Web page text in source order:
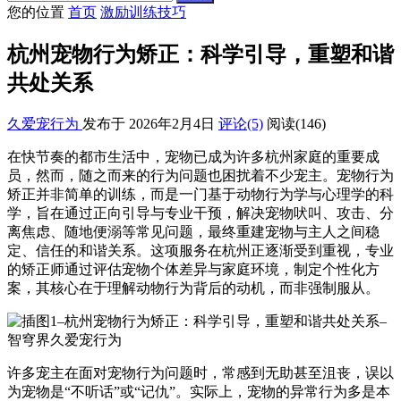
您的位置 首页 激励训练技巧
杭州宠物行为矫正：科学引导，重塑和谐
共处关系
久爱宠行为 发布于 2026年2月4日 评论(5) 阅读(146)
在快节奏的都市生活中，宠物已成为许多杭州家庭的重要成
员，然而，随之而来的行为问题也困扰着不少宠主。宠物行为
矫正并非简单的训练，而是一门基于动物行为学与心理学的科
学，旨在通过正向引导与专业干预，解决宠物吠叫、攻击、分
离焦虑、随地便溺等常见问题，最终重建宠物与主人之间稳
定、信任的和谐关系。这项服务在杭州正逐渐受到重视，专业
的矫正师通过评估宠物个体差异与家庭环境，制定个性化方
案，其核心在于理解动物行为背后的动机，而非强制服从。
许多宠主在面对宠物行为问题时，常感到无助甚至沮丧，误以
为宠物是“不听话”或“记仇”。实际上，宠物的异常行为多是本